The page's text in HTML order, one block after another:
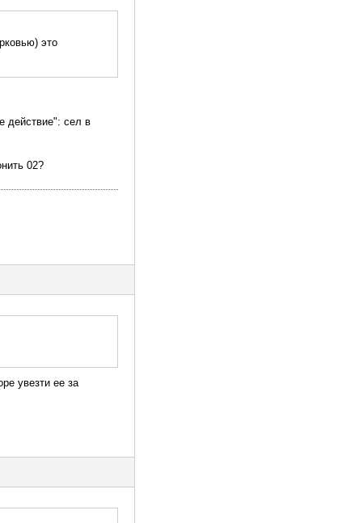
это
действие": сел в
02?
увезти ее за